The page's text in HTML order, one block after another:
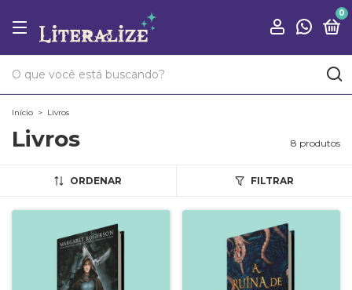
0
Início > Livros
Livros 8 produtos
ORDENAR FILTRAR